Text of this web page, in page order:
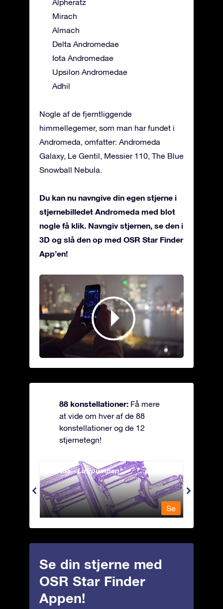
Alpheratz
Mirach
Almach
Delta Andromedae
Iota Andromedae
Upsilon Andromedae
Adhil
Nogle af de fjerntliggende
himmellegemer, som man har fundet i
Andromeda, omfatter: Andromeda
Galaxy, Le Gentil, Messier 110, The Blue
Snowball Nebula.
Du kan nu navngive din egen stjerne i
stjernebilledet Andromeda med blot
nogle få klik. Navngiv stjernen, se den i
3D og slå den op med OSR Star Finder
App’en!
88 konstellationer: Få mere
at vide om hver af de 88
konstellationer og de 12
stjernetegn!
Antlia - Luftpumpen
Se
Se din stjerne med
OSR Star Finder
Appen!